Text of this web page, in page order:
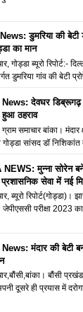
डुमरिया की बेटी
का मान
गोड्डा ब्यूरो रिपोर्ट:-
डुमरिया गांव की बेटी
देवघर डिब्रूगढ़
ठहराव
ग्राम समाचार बांका।
सांसद डॉ
मुन्ना सोरेन
प्रशासनिक सेवा में नई
ब्यूरो
परीक्षा 2023
मंदार की बेटी
बौंसी
दूसरे ही प्रयास में